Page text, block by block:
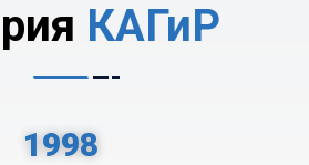
КАГиР
1998